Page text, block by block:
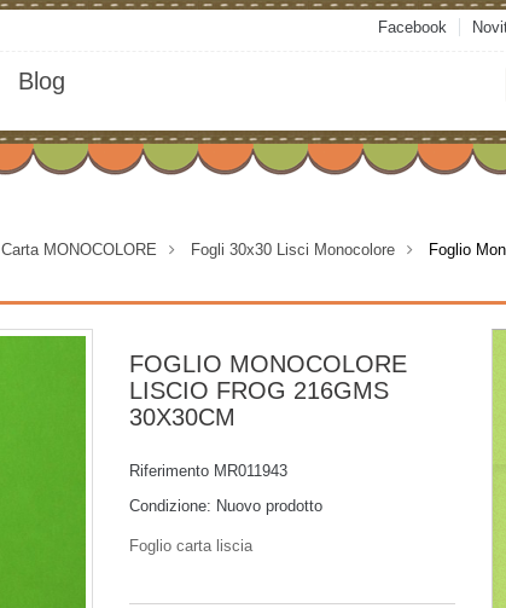
Facebook
Blog
Carta MONOCOLORE > Fogli 30x30 Lisci Monocolore >
Foglio
FOGLIO MONOCOLORE
LISCIO FROG 216GMS
30X30CM
Riferimento MR011943
Condizione: Nuovo prodotto
Foglio carta liscia